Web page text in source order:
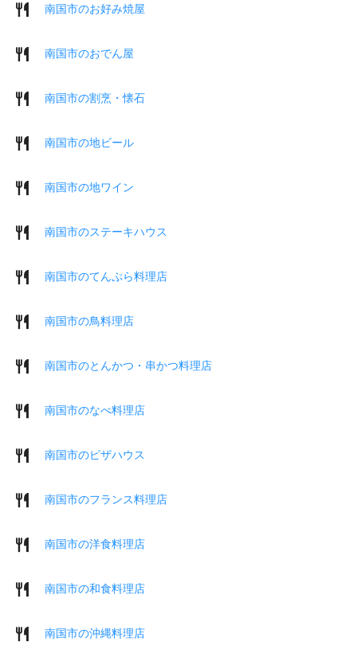
南国市のお好み焼屋
南国市のおでん屋
南国市の割烹・懐石
南国市の地ビール
南国市の地ワイン
南国市のステーキハウス
南国市のてんぷら料理店
南国市の鳥料理店
南国市のとんかつ・串かつ料理店
南国市のなべ料理店
南国市のピザハウス
南国市のフランス料理店
南国市の洋食料理店
南国市の和食料理店
南国市の沖縄料理店